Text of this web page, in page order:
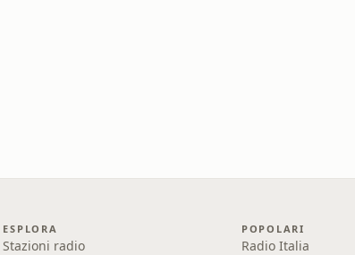
ESPLORA
Stazioni radio
POPOLARI
Radio Italia